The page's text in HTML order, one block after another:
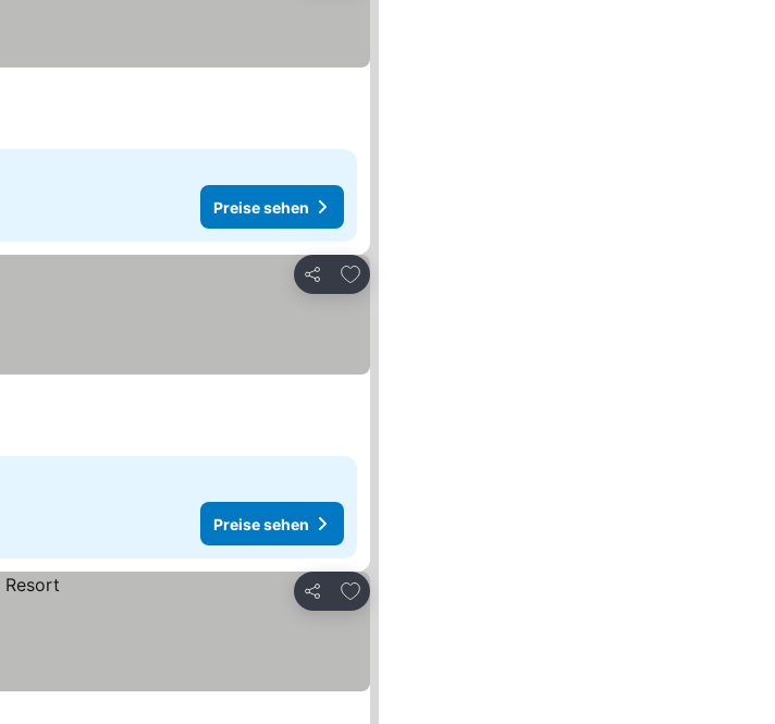
Preise sehen
Teilen
Zu Favoriten hinzufügen
Preise sehen
Teilen
Zu Favoriten hinzufügen